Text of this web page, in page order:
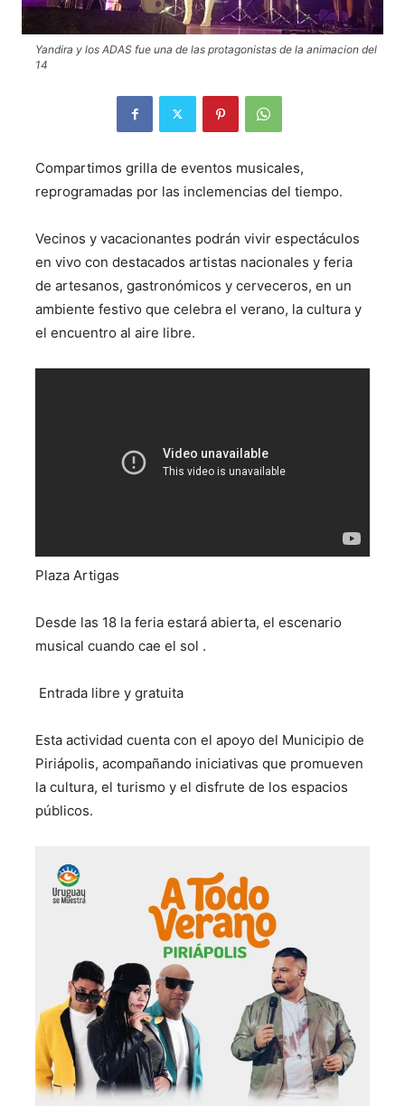
Yandira y los ADAS fue una de las protagonistas de la animacion del
14
Compartimos grilla de eventos musicales,
reprogramadas por las inclemencias del tiempo.
Vecinos y vacacionantes podrán vivir espectáculos
en vivo con destacados artistas nacionales y feria
de artesanos, gastronómicos y cerveceros, en un
ambiente festivo que celebra el verano, la cultura y
el encuentro al aire libre.
Plaza Artigas
Desde las 18 la feria estará abierta, el escenario
musical cuando cae el sol .
Entrada libre y gratuita
Esta actividad cuenta con el apoyo del Municipio de
Piriápolis, acompañando iniciativas que promueven
la cultura, el turismo y el disfrute de los espacios
públicos.